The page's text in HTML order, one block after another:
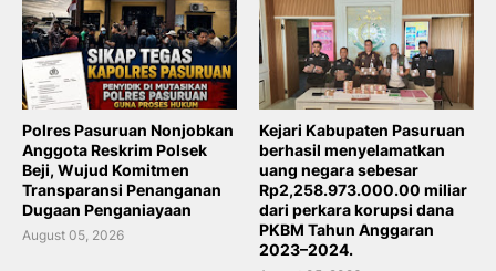
Polres Pasuruan Nonjobkan
Anggota Reskrim Polsek
Beji, Wujud Komitmen
Transparansi Penanganan
Dugaan Penganiayaan
August 05, 2026
Kejari Kabupaten Pasuruan
berhasil menyelamatkan
uang negara sebesar
Rp2,258.973.000.00 miliar
dari perkara korupsi dana
PKBM Tahun Anggaran
2023–2024.